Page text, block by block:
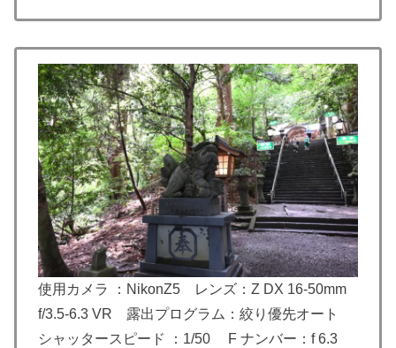
使用カメラ ：NikonZ5 レンズ： Z DX 16-50mm
f/3.5-6.3 VR 露出プログラム：絞り優先オート
シャッタースピード ：1/50 F ナンバー：f 6.3